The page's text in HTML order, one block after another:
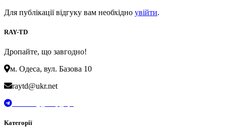
Для публікації відгуку вам необхідно увійти.
RAY-TD
Дропайте, що завгодно!
м. Одеса, вул. Базова 10
raytd@ukr.net
Категорії